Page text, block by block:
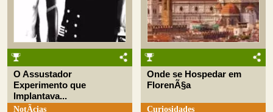
O Assustador
Experimento que
Implantava...
NotÃ­cias
Onde se Hospedar em
FlorenÃ§a
Curiosidades